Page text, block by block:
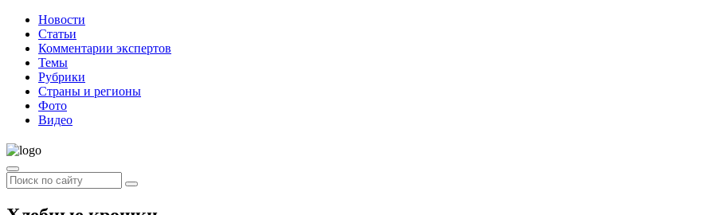
Новости
Статьи
Комментарии экспертов
Темы
Рубрики
Страны и регионы
Фото
Видео